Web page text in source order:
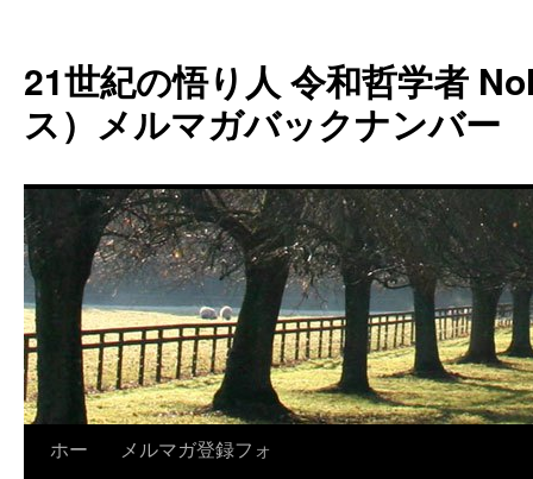
テ
ン
ツ
へ
キ
ッ
プ
21世紀の悟り人 令和哲学者
ス）メルマガバックナンバー
ホー
メルマガ登録フォ